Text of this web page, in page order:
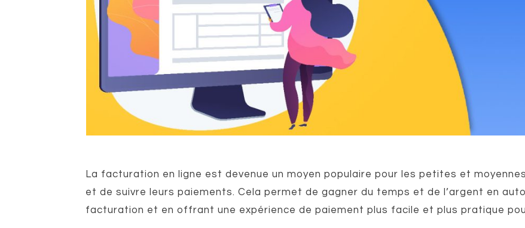
La facturation en ligne est devenue un moyen populaire pour les petites et
et de suivre leurs paiements. Cela permet de gagner du temps et de l’argent en
facturation et en offrant une expérience de paiement plus facile et plus pratique